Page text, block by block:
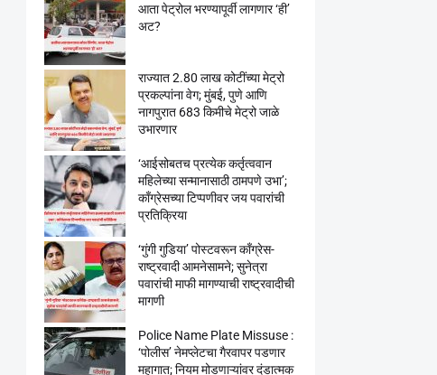
आता पेट्रोल भरण्यापूर्वी लागणार ‘ही’
अट?
राज्यात 2.80 लाख कोटींच्या मेट्रो
प्रकल्पांना वेग; मुंबई, पुणे आणि
नागपुरात 683 किमीचे मेट्रो जाळे
उभारणार
‘आईसोबतच प्रत्येक कर्तृत्ववान
महिलेच्या सन्मानासाठी ठामपणे उभा’;
काँग्रेसच्या टिप्पणीवर जय पवारांची
प्रतिक्रिया
‘गुंगी गुडिया’ पोस्टवरून काँग्रेस-
राष्ट्रवादी आमनेसामने; सुनेत्रा
पवारांची माफी मागण्याची राष्ट्रवादीची
मागणी
Police Name Plate Missuse :
‘पोलीस’ नेमप्लेटचा गैरवापर पडणार
महागात; नियम मोडणाऱ्यांवर दंडात्मक